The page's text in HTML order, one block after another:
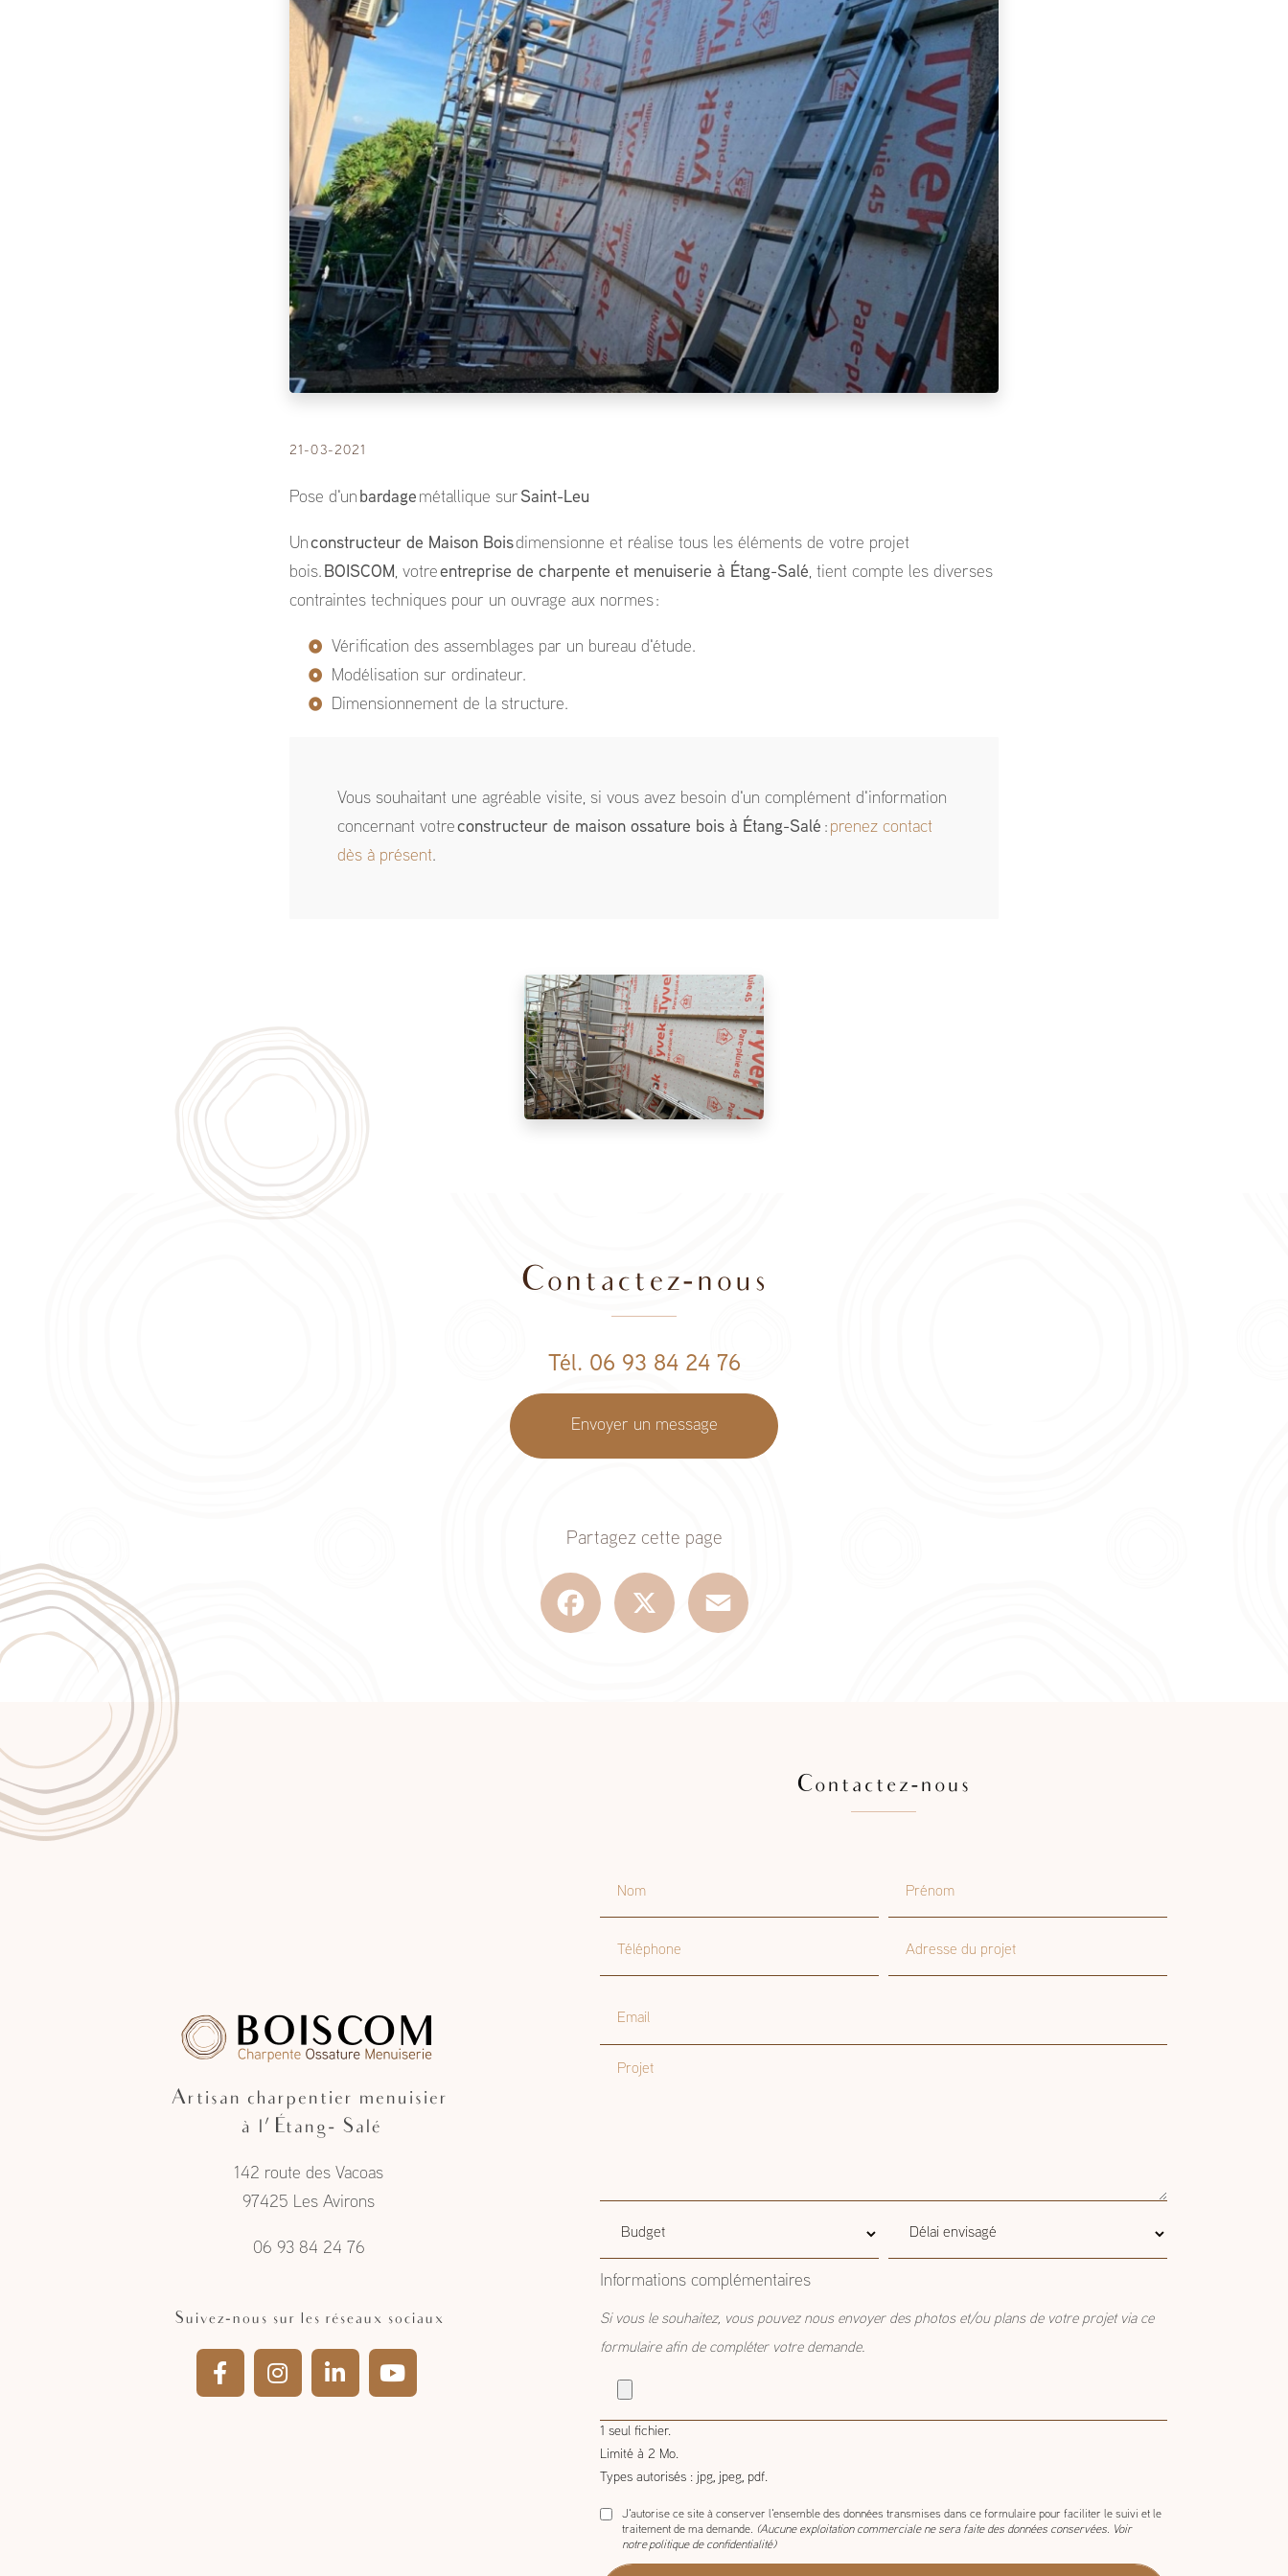
21-03-2021
Pose d'un bardage métallique sur Saint-Leu
Unconstructeur de Maison Boisdimensionne et réalise tous les éléments de votre projet
bois. BOISCOM, votreentreprise de charpente et menuiserie à Étang-Salé, tient compte les diverses
contraintes techniques pour un ouvrage aux normes :
Vérification des assemblages par un bureau d'étude.
Modélisation sur ordinateur.
Dimensionnement de la structure.
Vous souhaitant une agréable visite, si vous avez besoin d'un complément d'information
concernant votreconstructeur de maison ossature bois à Étang-Salé : prenez contact
dès à présent.
Contactez-nous
Tél. 06 93 84 24 76
Envoyer un message
Partagez cette page
Facebook
Artisan charpentier menuisier
à l'Étang- Salé
142 route des Vacoas
97425 Les Avirons
06 93 84 24 76
Suivez-nous sur les réseaux sociaux
Contactez-nous
Nom Prénom
Email
Projet
Budget
estimatif
Budget estimatif
Délai
envisagé
Délai envisagé
Informations complémentaires
Si vous le souhaitez, vous pouvez nous envoyer des photos et/ou plans de votre projet via ce
formulaire afin de compléter votre demande.
1 seul fichier.
Limité à 2 Mo.
Types autorisés : jpg, jpeg, pdf.
J'autorise ce site à conserver l'ensemble des données transmises dans ce formulaire pour faciliter le suivi et le
traitement de ma demande. (Aucune exploitation commerciale ne sera faite des données conservées. Voir
notrepolitique de confidentialité)